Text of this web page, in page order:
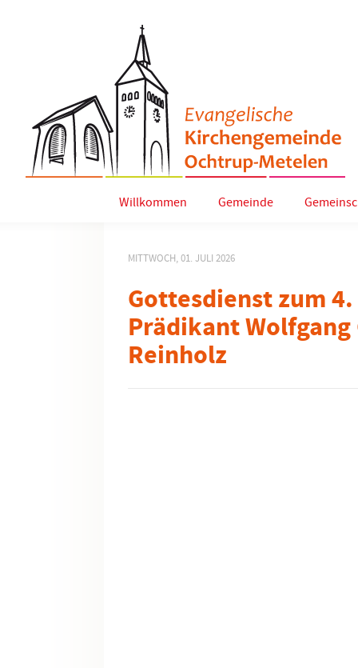
Willkommen Gemeinde
MITTWOCH, 01. JULI 2026
Gottesdienst zum
Prädikant Wolfgang
Reinholz